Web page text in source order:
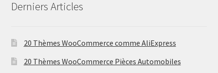
Derniers Articles
20 Thèmes WooCommerce comme AliExpress
20 Thèmes WooCommerce Pièces Automobiles